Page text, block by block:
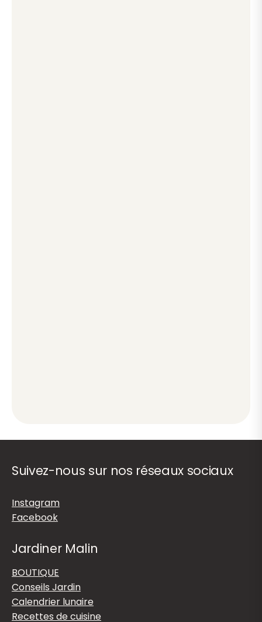
Suivez-nous sur nos réseaux sociaux
Instagram
Facebook
Jardiner Malin
BOUTIQUE
Conseils Jardin
Calendrier lunaire
Recettes de cuisine